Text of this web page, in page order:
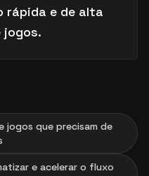
rápida e de alta
jogos.
jogos que precisam de
e acelerar o fluxo